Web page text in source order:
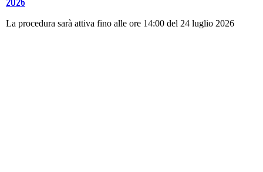
La procedura sarà attiva fino alle ore 14:00 del 24 luglio 2026